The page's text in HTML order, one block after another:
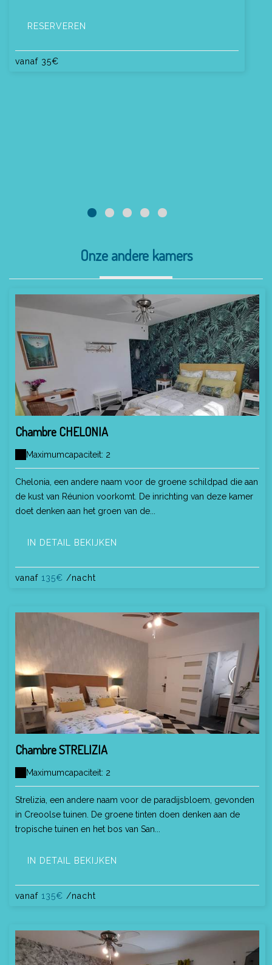
RESERVEREN
vanaf 35€
Onze andere kamers
Chambre CHELONIA
Maximumcapaciteit: 2
Chelonia, een andere naam voor de groene schildpad die aan
de kust van Réunion voorkomt. De inrichting van deze kamer
doet denken aan het groen van de...
IN DETAIL BEKIJKEN
vanaf 135€ /nacht
Chambre STRELIZIA
Maximumcapaciteit: 2
Strelizia, een andere naam voor de paradijsbloem, gevonden
in Creoolse tuinen. De groene tinten doen denken aan de
tropische tuinen en het bos van San...
IN DETAIL BEKIJKEN
vanaf 135€ /nacht